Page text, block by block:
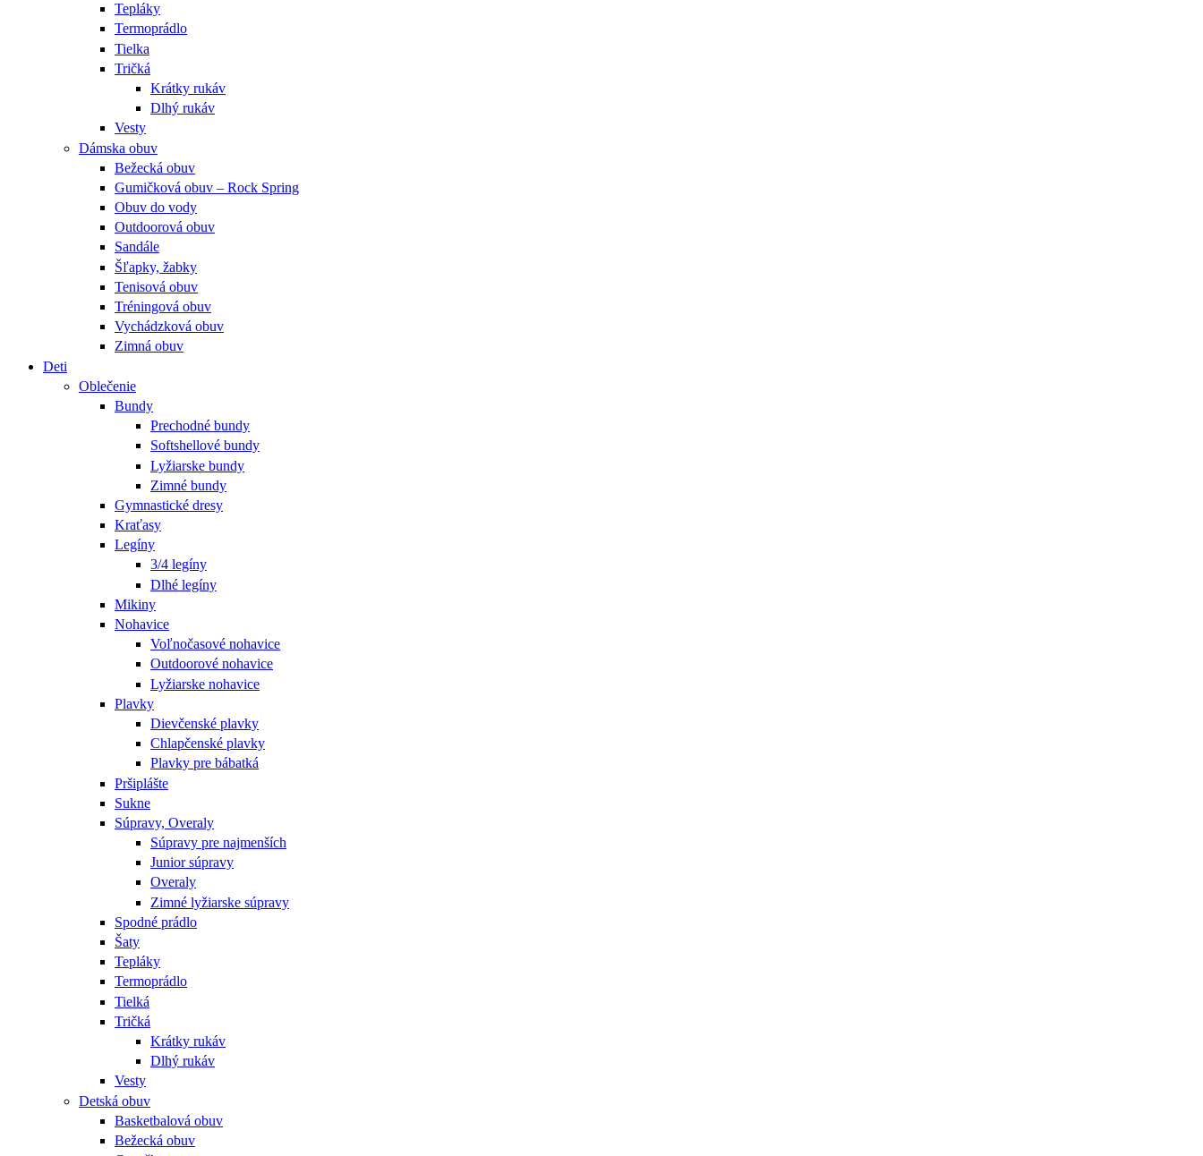
Tepláky
Termoprádlo
Tielka
Tričká
Krátky rukáv
Dlhý rukáv
Vesty
Dámska obuv
Bežecká obuv
Gumičková obuv – Rock Spring
Obuv do vody
Outdoorová obuv
Sandále
Šľapky, žabky
Tenisová obuv
Tréningová obuv
Vychádzková obuv
Zimná obuv
Deti
Oblečenie
Bundy
Prechodné bundy
Softshellové bundy
Lyžiarske bundy
Zimné bundy
Gymnastické dresy
Kraťasy
Legíny
3/4 legíny
Dlhé legíny
Mikiny
Nohavice
Voľnočasové nohavice
Outdoorové nohavice
Lyžiarske nohavice
Plavky
Dievčenské plavky
Chlapčenské plavky
Plavky pre bábatká
Pršiplášte
Sukne
Súpravy, Overaly
Súpravy pre najmenších
Junior súpravy
Overaly
Zimné lyžiarske súpravy
Spodné prádlo
Šaty
Tepláky
Termoprádlo
Tielká
Tričká
Krátky rukáv
Dlhý rukáv
Vesty
Detská obuv
Basketbalová obuv
Bežecká obuv